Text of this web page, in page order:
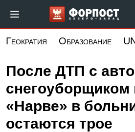
основному
Форпост
Геократия Образование
После ДТП с
снегоуборщиком
«Нарве» в
остаются трое